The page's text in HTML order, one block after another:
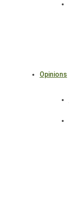
Opinions